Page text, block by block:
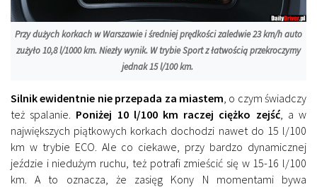
Przy dużych korkach w Warszawie i średniej prędkości zaledwie 23 km/h auto
zużyło 10,8 l/1000 km. Niezły wynik. W trybie Sport z łatwością przekroczymy
jednak 15 l/100 km.
Silnik ewidentnie nie przepada za miastem , o czym świadczy
też spalanie. Poniżej 10 l/100 km raczej ciężko zejść, a w
największych piątkowych korkach dochodzi nawet do 15 l/100
km w trybie ECO. Ale co ciekawe, przy bardzo dynamicznej
jeździe i niedużym ruchu, też potrafi zmieścić się w 15-16 l/100
km. A to oznacza, że zasięg Kony N momentami bywa